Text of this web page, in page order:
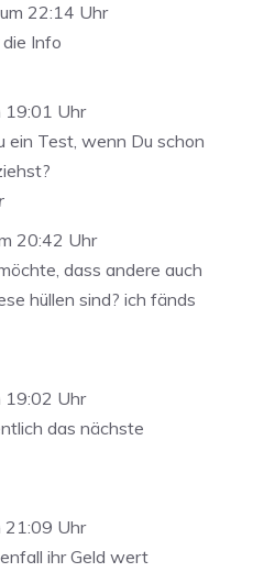
22:14 Uhr
Info
19:01 Uhr
ein Test, wenn Du schon
20:42 Uhr
dass andere auch
hüllen sind? ich fänds
19:02 Uhr
das nächste
21:09 Uhr
ihr Geld wert